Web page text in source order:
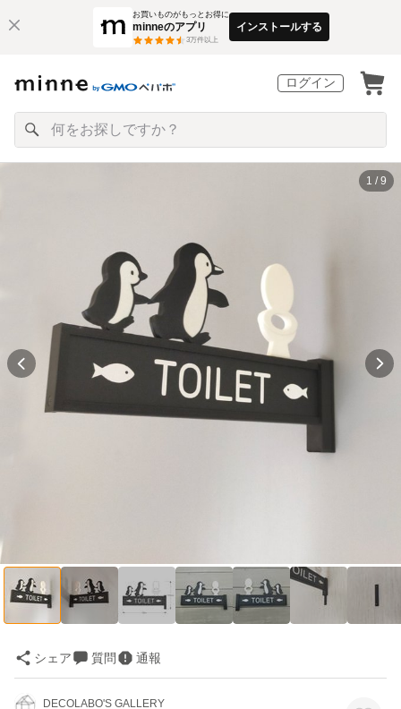
お買いものがもっとお得に
minneのアプリ
3万件以上
インストールする
ログイン
1 / 9
シェア 質問 通報
DECOLABO'S GALLERY